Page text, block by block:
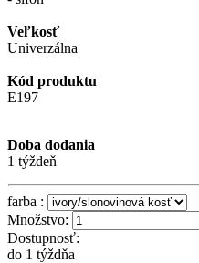
Veľkosť
Univerzálna
Kód produktu
E197
Doba dodania
1 týždeň
farba :
Množstvo:
Dostupnosť:
do 1 týždňa